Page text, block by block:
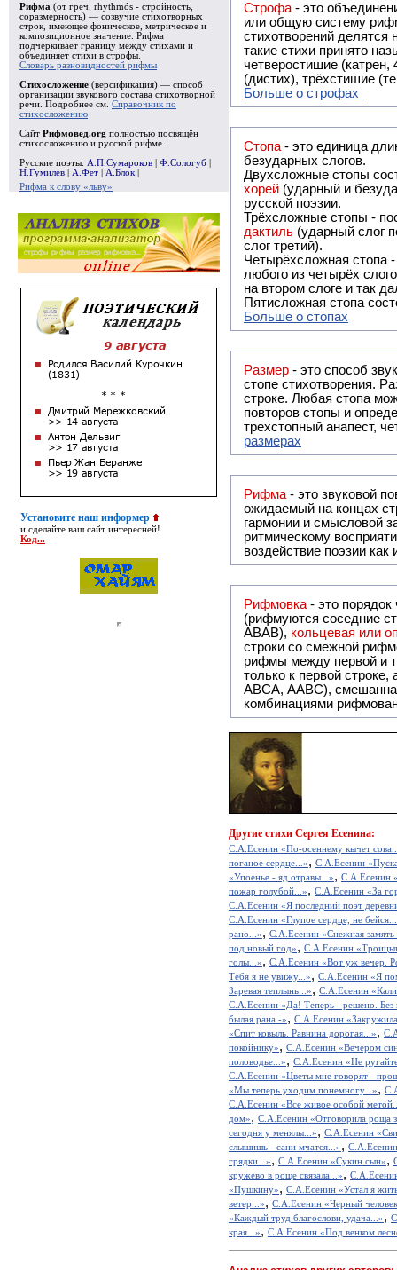
Рифма (от греч. rhythmós - стройность,
соразмерность) — созвучие стихотворных
строк, имеющее фоническое, метрическое и
композиционное значение. Рифма
подчёркивает границу между стихами и
объединяет стихи в строфы
Словарь разновидностей рифмы
Стихосложение (версификация) — способ
организации звукового состава стихотворной
речи. Подробнее см. Справочник по
стихосложению
Сайт Рифмовед.org полностью посвящён
стихосложению и русской рифме.
Русские поэты: А.П.Сумароков Ф.Сологуб
Н.Гумилев
А.Фет А.Блок
Рифма к слову «льву»
Установите наш информер
и сделайте ваш сайт интересней!
Код...
Строфа - это объединение двух
или общую систему рифм, и регулярно или периодически
стихотворений делятся на строфы и т.о. являются строфическими.
такие стихи принято называть астрофическими. Самая популярная строфа в русской поэзии -
четверостишие
(дистих), трёхстишие
Больше о строфах
Стопа - это единица
безударных слогов.
Двухсложные стопы
хорей (ударный и
русской поэзии.
Трёхсложные стопы -
дактиль (ударный слог
слог третий).
Четырёхсложная стопа
любого из четырёх
на втором слоге и так
Пятисложная стопа
Больше о стопах
Размер - это способ
стопе стихотворения.
строке. Любая стопа
повторов стопы и
трехстопный анапест,
размерах
Рифма - это звуковой повтор, традиционно используемый в поэзии и, как
ожидаемый на концах
гармонии и смысловой
ритмическому
воздействие поэзии
Рифмовка - это
(рифмуются соседние
ABAB), кольцевая или
строки со смежной
рифмы между первой и
только к первой
ABCA, AABC), смешанная или вольная рифмовка (рифмовка в сложных строфах с различными
комбинациями
Другие стихи Сергея Есенина:
С.А.Есенин «По-осеннему кычет
поганое сердце...», С.А.Есенин
«Упоенье - яд отравы...», С.А.Есенин
пожар голубой...», С.А.Есенин «За
С.А.Есенин «Я последний поэт
С.А.Есенин «Глупое сердце, не
рано...», С.А.Есенин «Снежная замять
под новый год», С.А.Есенин
голы...», С.А.Есенин «Вот уж вечер.
Тебя я не увижу...», С.А.Есенин «Я
Заревая теплынь...», С.А.Есенин
С.А.Есенин «Да! Теперь - решено. Без
былая рана -», С.А.Есенин
«Спит ковыль. Равнина дорогая...»,
покойнику», С.А.Есенин «Вечером
половодье...», С.А.Есенин «Не
С.А.Есенин «Цветы мне говорят -
«Мы теперь уходим понемногу...»,
С.А.Есенин «Все живое особой
дом», С.А.Есенин «Отговорила роща
сегодня у менялы...», С.А.Есенин
слышишь - сани мчатся...», С.А.Есенин
грядки...», С.А.Есенин «Сукин сын»,
кружево в роще связала...»,
«Пушкину», С.А.Есенин «Устал я
ветер...», С.А.Есенин «Черный
«Каждый труд благослови, удача...»,
края...», С.А.Есенин «Под венком